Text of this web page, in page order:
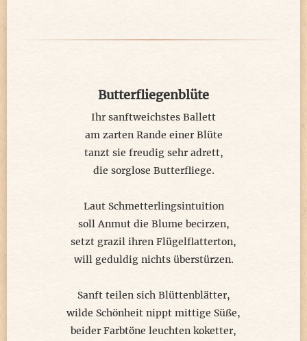
Butterfliegenblüte
Ihr sanftweichstes Ballett
am zarten Rande einer Blüte
tanzt sie freudig sehr adrett,
die sorglose Butterfliege.
Laut Schmetterlingsintuition
soll Anmut die Blume becirzen,
setzt grazil ihren Flügelflatterton,
will geduldig nichts überstürzen.
Sanft teilen sich Blüttenblätter,
wilde Schönheit nippt mittige Süße,
beider Farbtöne leuchten koketter,